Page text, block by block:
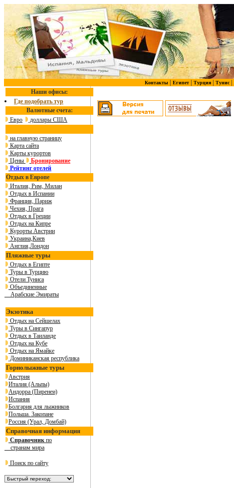
Контакты Египет| Турция| Тунис|
Наши офисы:
Где подобрать тур
Валютные счета:
Евро
доллары США
на главную страницу
Карта сайта
Карты курортов
Цены
Бронирование
Рейтинг отелей
Отдых в Европе
Италия, Рим, Милан
Отдых в Испании
Франция, Париж
Чехия, Прага
Отдых в Греции
Отдых на Кипре
Курорты Австрии
Украина,Киев
Англия,Лондон
Пляжные туры
Отдых в Египте
Туры в Турцию
Отели Туниса
Объединенные
Арабские Эмираты
Экзотика
Отдых на Сейшелах
Туры в Сингапур
Отдых в Таиланде
Отдых на Кубе
Отдых на Ямайке
Доминиканская республика
Горнолыжные туры
Австрия
Италия (Альпы)
Андорра (Пиренеи)
Испания
Болгария для лыжников
Польша. Закопане
Россия (Урал, Домбай)
Справочная информация
Справочник по
странам мира
Поиск по сайту